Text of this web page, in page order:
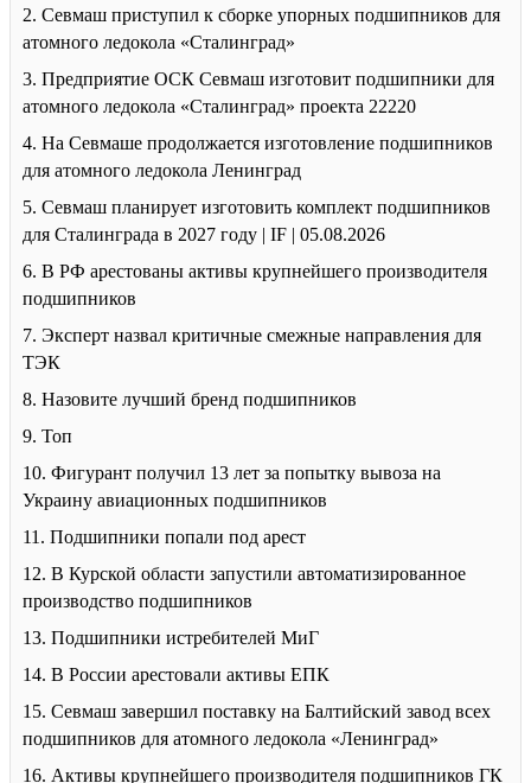
2. Севмаш приступил к сборке упорных подшипников для
атомного ледокола «Сталинград»
3. Предприятие ОСК Севмаш изготовит подшипники для
атомного ледокола «Сталинград» проекта 22220
4. На Севмаше продолжается изготовление подшипников
для атомного ледокола Ленинград
5. Севмаш планирует изготовить комплект подшипников
для Сталинграда в 2027 году | IF | 05.08.2026
6. В РФ арестованы активы крупнейшего производителя
подшипников
7. Эксперт назвал критичные смежные направления для
ТЭК
8. Назовите лучший бренд подшипников
9. Топ
10. Фигурант получил 13 лет за попытку вывоза на
Украину авиационных подшипников
11. Подшипники попали под арест
12. В Курской области запустили автоматизированное
производство подшипников
13. Подшипники истребителей МиГ
14. В России арестовали активы ЕПК
15. Севмаш завершил поставку на Балтийский завод всех
подшипников для атомного ледокола «Ленинград»
16. Активы крупнейшего производителя подшипников ГК